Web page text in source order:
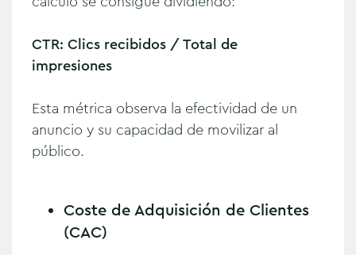
CTR: Clics recibidos / Total de
impresiones
Esta métrica observa la efectividad de un
anuncio y su capacidad de movilizar al
público.
Coste de Adquisición de Clientes
(CAC)